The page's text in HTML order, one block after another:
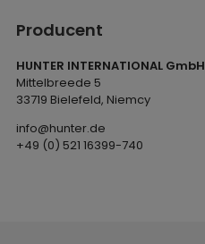
Producent
HUNTER INTERNATIONAL GmbH
Mittelbreede 5
33719 Bielefeld, Niemcy
info@hunter.de
+49 (0) 521 16399-740